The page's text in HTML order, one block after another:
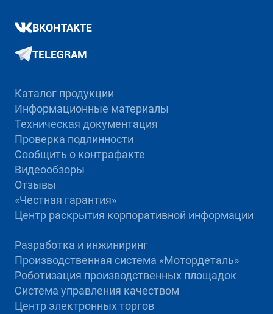
ВКОНТАКТЕ
TELEGRAM
Каталог продукции
Информационные материалы
Техническая документация
Проверка подлинности
Сообщить о контрафакте
Видеообзоры
Отзывы
«Честная гарантия»
Центр раскрытия корпоративной информации
Разработка и инжиниринг
Производственная система «Mотордеталь»
Роботизация производственных площадок
Система управления качеством
Центр электронных торгов